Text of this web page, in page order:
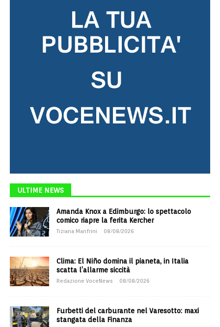
ULTIME NEWS
Amanda Knox a Edimburgo: lo spettacolo
comico riapre la ferita Kercher
Tiziana Manfrini 08/08/2026
Clima: El Niño domina il pianeta, in Italia
scatta l’allarme siccità
Redazione VoceNews 08/08/2026
Furbetti del carburante nel Varesotto: maxi
stangata della Finanza